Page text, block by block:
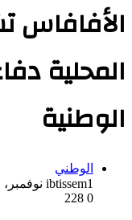
الأفافاس
المحلية
الوطنية
الوطني
ibtissem1 نوفمبر، 2021
0